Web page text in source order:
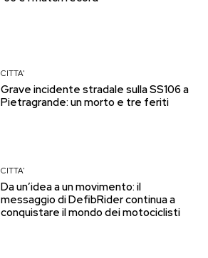
CITTA'
Grave incidente stradale sulla SS106 a
Pietragrande: un morto e tre feriti
CITTA'
Da un’idea a un movimento: il
messaggio di DefibRider continua a
conquistare il mondo dei motociclisti